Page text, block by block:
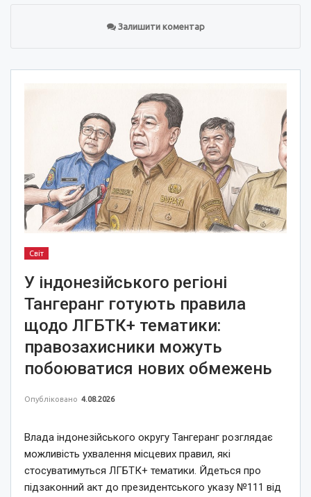
Залишити коментар
Світ
У індонезійського регіоні
Тангеранг готують правила
щодо ЛГБТК+ тематики:
правозахисники можуть
побоюватися нових обмежень
Опубліковано 4.08.2026
Влада індонезійського округу Тангеранг розглядає
можливість ухвалення місцевих правил, які
стосуватимуться ЛГБТК+ тематики. Йдеться про
підзаконний акт до президентського указу №111 від